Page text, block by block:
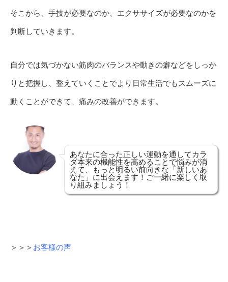
そこから、手技が必要なのか、エクササイズが必要なのかを
判断していきます。
自分では気づかない筋肉のバランスや動きの癖などをしっか
りと把握し、整えていくことでより日常生活でもスムーズに
動くことができて、痛みの改善ができます。
あなたに合った正しい運動を通してカラ
ダ本来の機能性を高めることで悩みが消
えて、もっと明るい前向きな「新しいあ
なた」に出会えます！ご一緒に楽しく取
り組みましょう！
＞＞＞ お客様の声